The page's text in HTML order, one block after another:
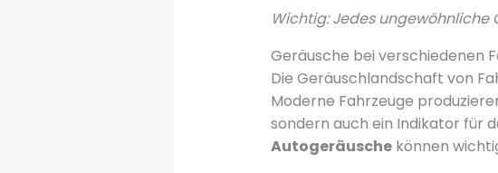
Wichtig: Jedes ungewöhnliche
Geräusche bei verschiedenen
Die Geräuschlandschaft von
Moderne Fahrzeuge
sondern auch ein Indikator für
Autogeräuschekönnen